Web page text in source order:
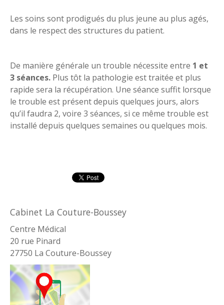
Les soins sont prodigués du plus jeune au plus agés,
dans le respect des structures du patient.
De manière générale un trouble nécessite entre 1 et
3 séances. Plus tôt la pathologie est traitée et plus
rapide sera la récupération. Une séance suffit lorsque
le trouble est présent depuis quelques jours, alors
qu’il faudra 2, voire 3 séances, si ce même trouble est
installé depuis quelques semaines ou quelques mois.
Cabinet La Couture-Boussey
Centre Médical
20 rue Pinard
27750 La Couture-Boussey